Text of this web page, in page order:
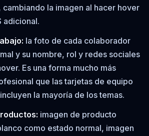
cambiando la imagen al hacer hover
adicional.
la foto de cada colaborador
y su nombre, rol y redes sociales
Es una forma mucho más
que las tarjetas de equipo
la mayoría de los temas.
imagen de producto
como estado normal, imagen